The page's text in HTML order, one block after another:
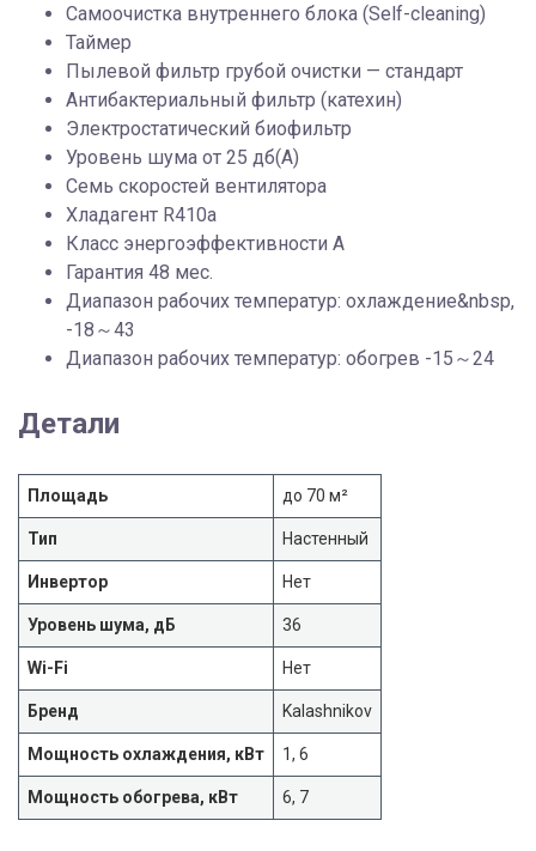
Самоочистка внутреннего блока (Self-cleaning)
Таймер
Пылевой фильтр грубой очистки — стандарт
Антибактериальный фильтр (катехин)
Электростатический биофильтр
Уровень шума от 25 дб(А)
Семь скоростей вентилятора
Хладагент R410a
Класс энергоэффективности A
Гарантия 48 мес.
Диапазон рабочих температур: охлаждение&nbsp,
-18～43
Диапазон рабочих температур: обогрев -15～24
Детали
Площадь до 70 м²
Тип Настенный
Инвертор Нет
Уровень шума, дБ 36
Wi-Fi Нет
Бренд Kalashnikov
Мощность охлаждения, кВт 1, 6
Мощность обогрева, кВт 6, 7